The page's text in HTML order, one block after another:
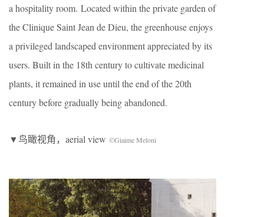
a hospitality room. Located within the private garden of
the Clinique Saint Jean de Dieu, the greenhouse enjoys
a privileged landscaped environment appreciated by its
users. Built in the 18th century to cultivate medicinal
plants, it remained in use until the end of the 20th
century before gradually being abandoned.
▼鸟瞰视角，aerial view ©Giaime Meloni